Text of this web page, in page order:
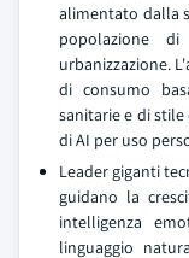
alimentato dalla
popolazione
urbanizzazione.
di consumo
sanitarie e di
di AI per uso
Leader giganti
guidano la
intelligenza
linguaggio